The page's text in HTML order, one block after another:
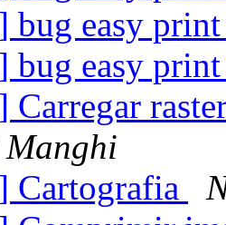
bug easy
bug easy
Carregar
Cartografia